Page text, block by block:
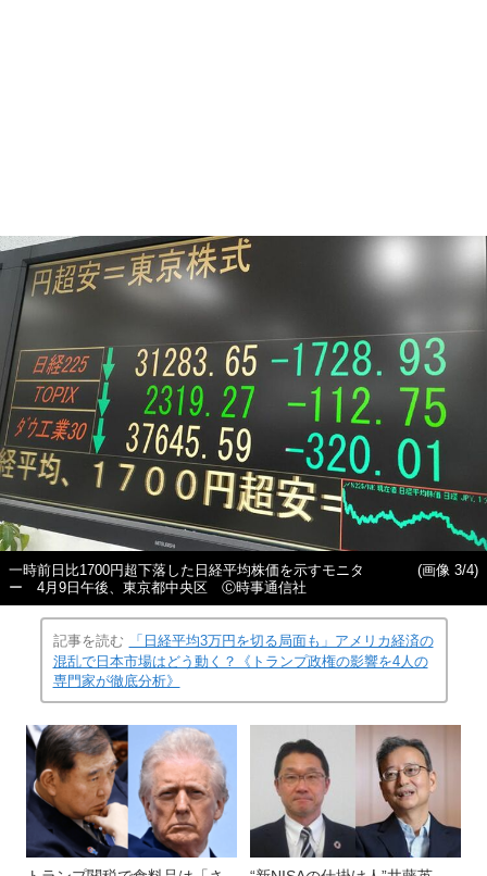
一時前日比1700円超下落した日経平均株価を示すモニタ
ー 4月9日午後、東京都中央区 Ⓒ時事通信社
(画像 3/4)
記事を読む
「日経平均3万円を切る局面も」アメリカ経済の
混乱で日本市場はどう動く？《トランプ政権の影響を4人の
専門家が徹底分析》